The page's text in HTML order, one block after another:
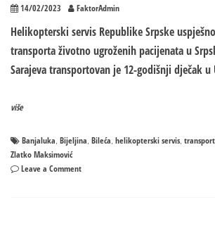
14/02/2023 FaktorAdmin
Helikopterski servis Republike Srpske
transporta životno ugroženih pacijenata u
Sarajeva transportovan je 12-godišnji dječak u
više
Banjaluka Bijeljina Bileća helikopterski servis
Zlatko Maksimović
Leave a Commenton